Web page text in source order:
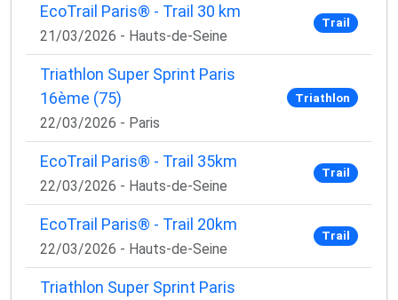
EcoTrail Paris® - Trail 30 km
21/03/2026 - Hauts-de-Seine
Trail
Triathlon Super Sprint Paris
16ème (75)
22/03/2026 - Paris
Triathlon
EcoTrail Paris® - Trail 35km
22/03/2026 - Hauts-de-Seine
Trail
EcoTrail Paris® - Trail 20km
22/03/2026 - Hauts-de-Seine
Trail
Triathlon Super Sprint Paris